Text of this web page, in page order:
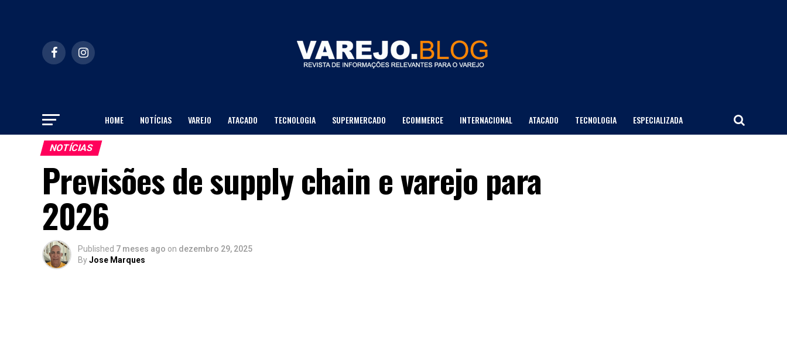
HOME NOTÍCIAS VAREJO ATACADO TECNOLOGIA SUPERMERCADO ECOMMERCE INTERNACIONAL ATACADO TECNOLOGIA ESPECIALIZADA
NOTÍCIAS
Previsões de supply chain e varejo para
2026
Published 7 meses ago on dezembro 29, 2025
ByJose Marques